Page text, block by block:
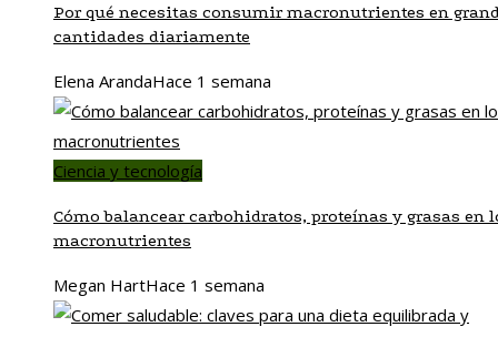
Por qué necesitas consumir macronutrientes en
cantidades diariamente
Elena ArandaHace 1 semana
Ciencia y tecnología
Cómo balancear carbohidratos, proteínas y grasas en
macronutrientes
Megan HartHace 1 semana